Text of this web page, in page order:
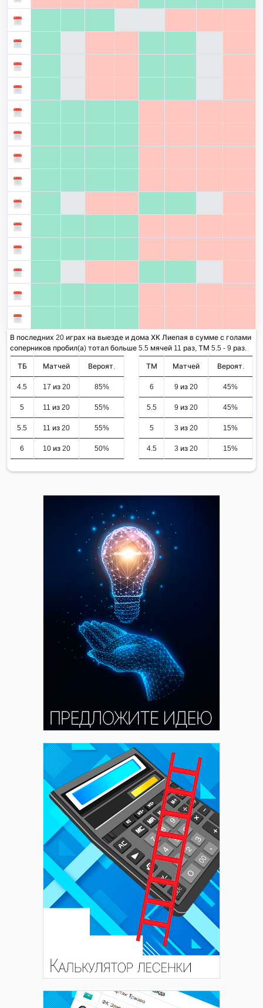
В последних 20 играх на выезде и дома ХК Лиепая в сумме с голами
соперников пробил(а) тотал больше 5.5 мячей 11 раз, ТМ 5.5 - 9 раз.
ТБ Матчей Вероят.
4.5 17 из 20 85%
5 11 из 20 55%
5.5 11 из 20 55%
6 10 из 20 50%
ТМ Матчей Вероят.
6 9 из 20 45%
5.5 9 из 20 45%
5 3 из 20 15%
4.5 3 из 20 15%